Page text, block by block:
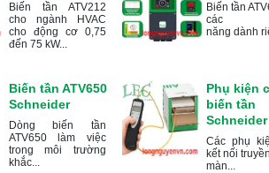
Biến tần ATV212
cho ngành HVAC
cho động cơ 0,75
đến 75 kW...
Biến tần
các
năng dành
Biến tần ATV650
Schneider
Dòng biến tần
ATV650 làm việc
trong môi trường
khắc...
Phụ kiện
biến tần
Schneider
Các phụ
kết nối
màn...